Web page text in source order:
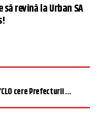
revină la Urban SA
cere Prefecturii ...